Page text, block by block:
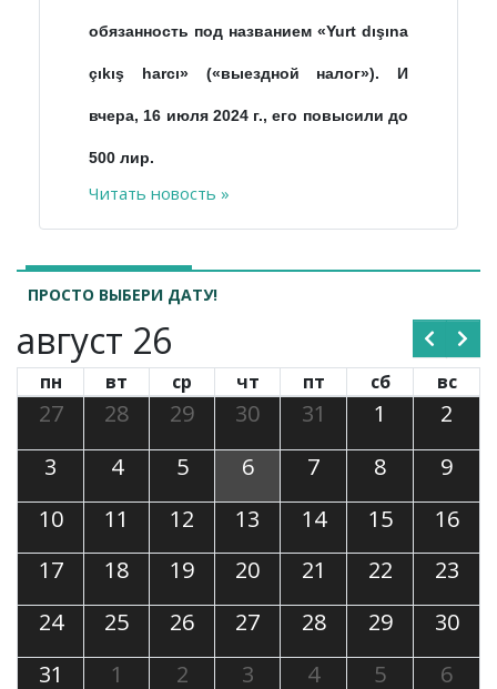
обязанность под названием «Yurt dışına
çıkış harcı» («выездной налог»). И
вчера, 16 июля 2024 г., его повысили до
500 лир.
Читать новость »
ПРОСТО ВЫБЕРИ ДАТУ!
август 26
пн вт ср чт пт сб вс
27 28 29 30 31 1
2
3
4 5 6 7 8
9
10
11 12 13 14 15
16
17
18 19 20 21 22
23
24
25 26 27 28 29
30
31
1 2 3 4 5 6